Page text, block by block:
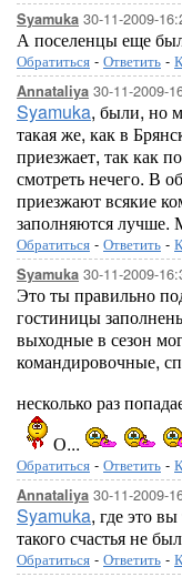
Syamuka 30-11-2009-
А поселенцы еще
Обратиться - Ответить -
Annataliya 30-11-2009-
Syamuka, были, но
такая же, как в
приезжает, так как
смотреть нечего. В
приезжают всякие
заполняются
Обратиться - Ответить -
Syamuka 30-11-2009-
Это ты правильно
гостиницы
выходные в сезон
командировочные,
несколько раз
О...
Обратиться - Ответить -
Annataliya 30-11-2009-
Syamuka, где это
такого счастья не
Обратиться - Ответить -